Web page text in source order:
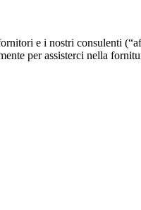
e i nostri consulenti
per assisterci nella